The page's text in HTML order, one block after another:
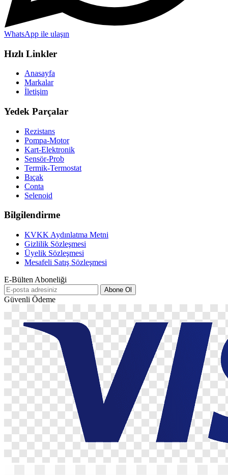
WhatsApp ile ulaşın
Hızlı Linkler
Anasayfa
Markalar
İletişim
Yedek Parçalar
Rezistans
Pompa-Motor
Kart-Elektronik
Sensör-Prob
Termik-Termostat
Bıçak
Conta
Selenoid
Bilgilendirme
KVKK Aydınlatma Metni
Gizlilik Sözleşmesi
Üyelik Sözleşmesi
Mesafeli Satış Sözleşmesi
E-Bülten Aboneliği
Abone Ol
Güvenli Ödeme